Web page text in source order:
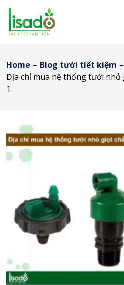
Home – Blog tưới tiết kiệm –
Địa chỉ mua hệ thống tưới
1